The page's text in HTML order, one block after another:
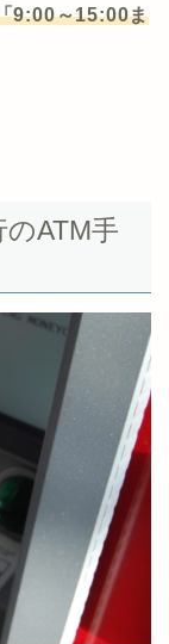
9:00～15:00ま
のATM手